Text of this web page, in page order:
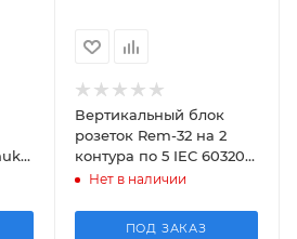
Вертикальный блок
розеток Rem-32 на 2
контура по 5 IEC 60320
C19, 10 IEC 60320 C13 с
Нет в наличии
ПОД ЗАКАЗ